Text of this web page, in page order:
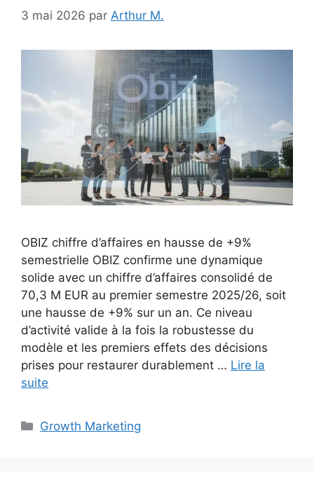
3 mai 2026 par Arthur M.
OBIZ chiffre d’affaires en hausse de +9%
semestrielle OBIZ confirme une dynamique
solide avec un chiffre d’affaires consolidé de
70,3 M EUR au premier semestre 2025/26, soit
une hausse de +9% sur un an. Ce niveau
d’activité valide à la fois la robustesse du
modèle et les premiers effets des décisions
prises pour restaurer durablement … Lire la
suite
Catégories
Growth Marketing